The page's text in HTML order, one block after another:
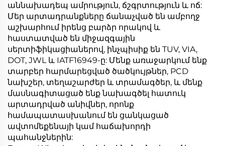
աննախադեպ ամրություն, ճշգրտություն և ոճ:
Մեր արտադրանքները ճանաչված են ամբողջ
աշխարհում իրենց բարձր որակով և
հաստատված են միջազգային
սերտիֆիկացիաներով, ինչպիսիք են TUV, VIA,
DOT, JWL և IATF16949-ը: Մենք առաջարկում ենք
տարբեր հարմարեցված ծածկույթներ, PCD
նախշեր, տեղաշարժեր և տրամագծեր, և մենք
մասնագիտացած ենք նախագծել հատուկ
արտադրված անիվներ, որոնք
համապատասխանում են ցանկացած
ավտոմեքենայի կամ հաճախորդի
պահանջներին: